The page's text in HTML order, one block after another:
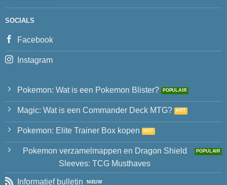
SOCIALS
Facebook
Instagram
Pokemon: Wat is een Pokemon Blister?
Magic: Wat is een Commander Deck MTG?
Pokemon: Elite Trainer Box kopen
Pokemon verzamelmappen en Dragon Shield
Sleeves: TCG Musthaves
Informatief bulletin